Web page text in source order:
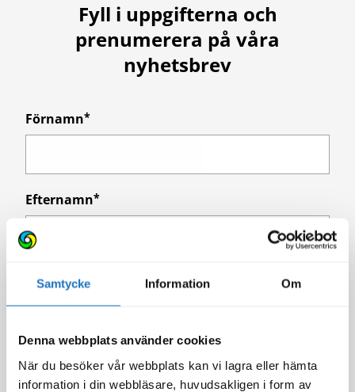
Samtycke Information Om
Denna webbplats använder cookies
När du besöker vår webbplats kan vi lagra eller hämta
information i din webbläsare, huvudsakligen i form av
Fyll i uppgifterna och
prenumerera på våra
nyhetsbrev
Förnamn
Efternamn
E-post
Intresserad av nyheter för
Högstadiet